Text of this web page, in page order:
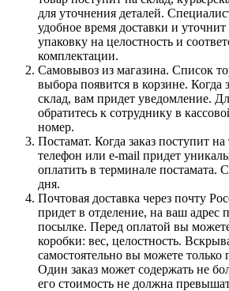
для уточнения деталей.
удобное время доставки и
упаковку на целостность и
комплектации.
Самовывоз из магазина. Список
выбора появится в корзине. Когда
склад, вам придет уведомление.
обратитесь к сотруднику в
номер.
Постамат. Когда заказ поступит
телефон или e-mail придет
оплатить в терминале постамата.
дня.
Почтовая доставка через почту
придет в отделение, на ваш адрес
посылке. Перед оплатой вы
коробки: вес, целостность.
самостоятельно вы можете только
Один заказ может содержать не
его стоимость не должна